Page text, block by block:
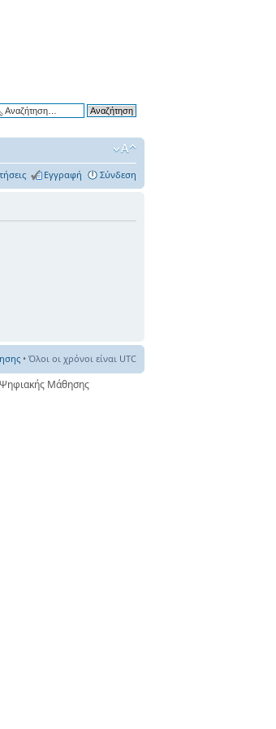
Εγγραφή Σύνδεση
• Όλοι οι χρόνοι είναι UTC
Μάθησης